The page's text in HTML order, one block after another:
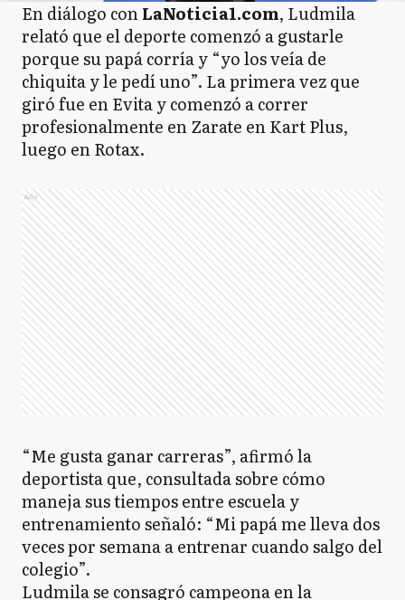
En diálogo conLaNoticia1.com, Ludmila
relató que el deporte comenzó a gustarle
porque su papá corría y “yo los veía de
chiquita y le pedí uno”. La primera vez que
giró fue en Evita y comenzó a correr
profesionalmente en Zarate en Kart Plus,
luego en Rotax.
Ads
“Me gusta ganar carreras”, afirmó la
deportista que, consultada sobre cómo
maneja sus tiempos entre escuela y
entrenamiento señaló: “Mi papá me lleva dos
veces por semana a entrenar cuando salgo del
colegio”.
Ludmila se consagró campeona en la